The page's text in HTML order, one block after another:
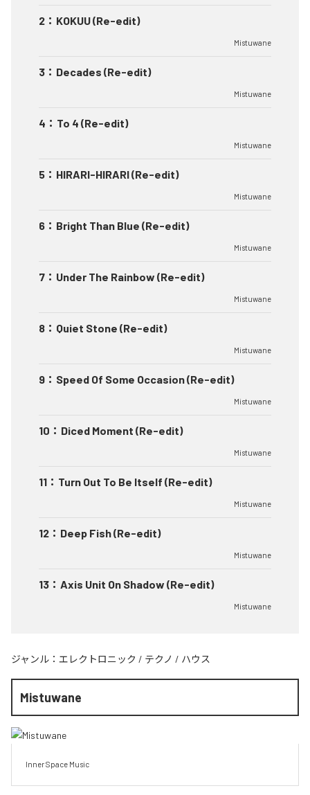
2 ： KOKUU (Re-edit)
Mistuwane
3 ： Decades (Re-edit)
Mistuwane
4 ： To 4 (Re-edit)
Mistuwane
5 ： HIRARI-HIRARI (Re-edit)
Mistuwane
6 ： Bright Than Blue (Re-edit)
Mistuwane
7 ： Under The Rainbow (Re-edit)
Mistuwane
8 ： Quiet Stone (Re-edit)
Mistuwane
9 ： Speed Of Some Occasion (Re-edit)
Mistuwane
10 ： Diced Moment (Re-edit)
Mistuwane
11 ： Turn Out To Be Itself (Re-edit)
Mistuwane
12 ： Deep Fish (Re-edit)
Mistuwane
13 ： Axis Unit On Shadow (Re-edit)
Mistuwane
ジャンル： エレクトロニック / テクノ / ハウス
Mistuwane
Inner Space Music